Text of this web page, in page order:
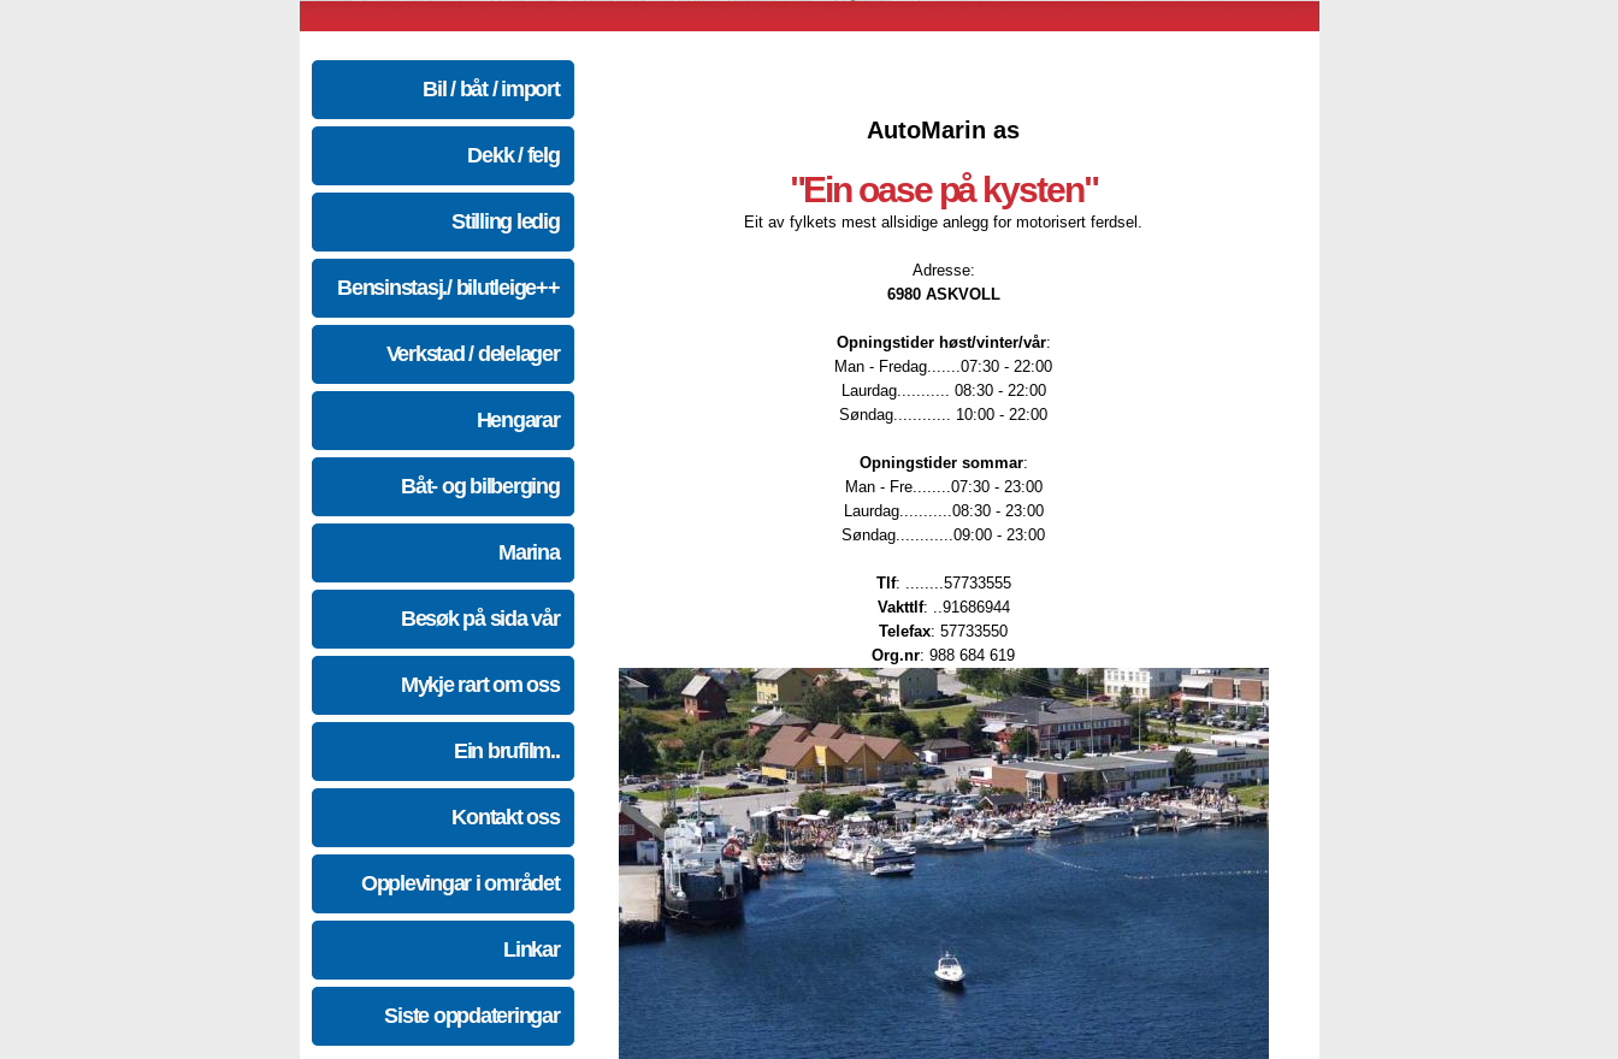
Bil / båt / import
Dekk / felg
Stilling ledig
Bensinstasj./ bilutleige++
Verkstad / delelager
Hengarar
Båt- og bilberging
Marina
Besøk på sida vår
Mykje rart om oss
Ein brufilm..
Kontakt oss
Opplevingar i området
Linkar
Siste oppdateringar
AutoMarin as
"Ein oase på kysten"
Eit av fylkets mest allsidige anlegg for motorisert ferdsel.
Adresse:
6980 ASKVOLL
Opningstider høst/vinter/vår:
Man - Fredag.......07:30 - 22:00
Laurdag........... 08:30 - 22:00
Søndag............ 10:00 - 22:00
Opningstider sommar:
Man - Fre........07:30 - 23:00
Laurdag...........08:30 - 23:00
Søndag............09:00 - 23:00
Tlf: ........57733555
Vakttlf: ..91686944
Telefax: 57733550
Org.nr: 988 684 619